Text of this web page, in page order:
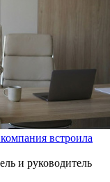
встроила
и руководитель